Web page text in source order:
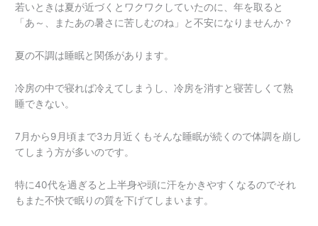
若いときは夏が近づくとワクワクしていたのに、年を取ると
「あ～、またあの暑さに苦しむのね」と不安になりませんか？
夏の不調は睡眠と関係があります。
冷房の中で寝れば冷えてしまうし、冷房を消すと寝苦しくて熟
睡できない。
7月から9月頃まで3カ月近くもそんな睡眠が続くので体調を崩し
てしまう方が多いのです。
特に40代を過ぎると上半身や頭に汗をかきやすくなるのでそれ
もまた不快で眠りの質を下げてしまいます。